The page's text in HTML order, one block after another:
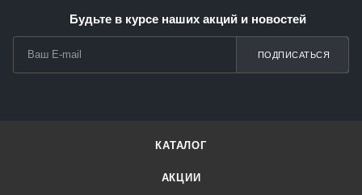
Будьте в курсе наших акций и новостей
ПОДПИСАТЬСЯ
КАТАЛОГ
АКЦИИ